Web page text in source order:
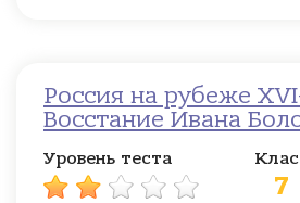
Россия на рубеже
Восстание Ивана
Уровень теста
7